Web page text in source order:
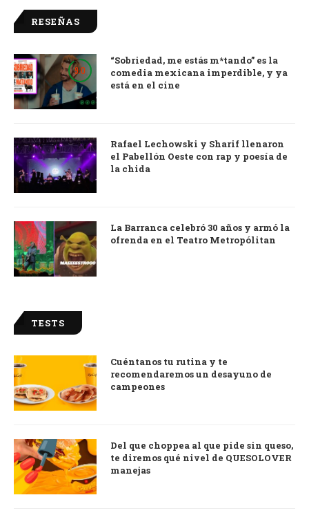
RESEÑAS
9.0
“Sobriedad, me estás m*tando” es la
comedia mexicana imperdible, y ya
está en el cine
Rafael Lechowski y Sharif llenaron
el Pabellón Oeste con rap y poesía de
la chida
La Barranca celebró 30 años y armó la
ofrenda en el Teatro Metropólitan
TESTS
Cuéntanos tu rutina y te
recomendaremos un desayuno de
campeones
Del que choppea al que pide sin queso,
te diremos qué nivel de QUESOLOVER
manejas